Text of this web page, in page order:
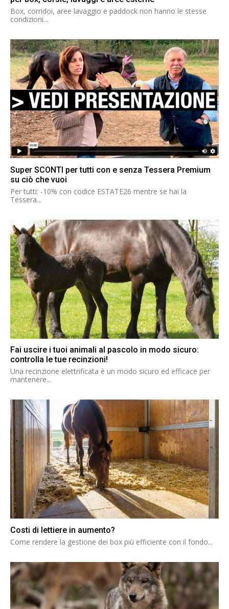
Box, corridoi, aree lavaggio e paddock non hanno le stesse
condizioni...
Super SCONTI per tutti con e senza Tessera Premium
su ciò che vuoi
Per tutti: -10% con codice ESTATE26 mentre se hai la
Tessera...
Fai uscire i tuoi animali al pascolo in modo sicuro:
controlla le tue recinzioni!
Una recinzione elettrificata è un modo sicuro ed efficace per
mantenere...
Costi di lettiere in aumento?
Come rendere la gestione dei box più efficiente con il fondo...